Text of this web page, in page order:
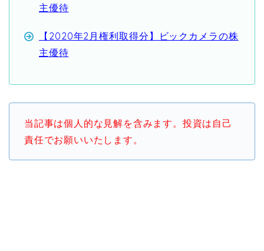
主優待
【2020年2月権利取得分】ビックカメラの株
主優待
当記事は個人的な見解を含みます。投資は自己
責任でお願いいたします。